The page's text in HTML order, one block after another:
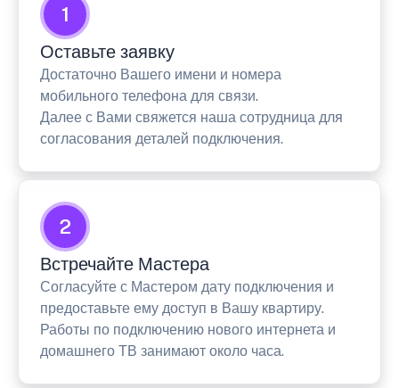
1
Оставьте заявку
Достаточно Вашего имени и номера
мобильного телефона для связи.
Далее с Вами свяжется наша сотрудница для
согласования деталей подключения.
2
Встречайте Мастера
Согласуйте с Мастером дату подключения и
предоставьте ему доступ в Вашу квартиру.
Работы по подключению нового интернета и
домашнего ТВ занимают около часа.